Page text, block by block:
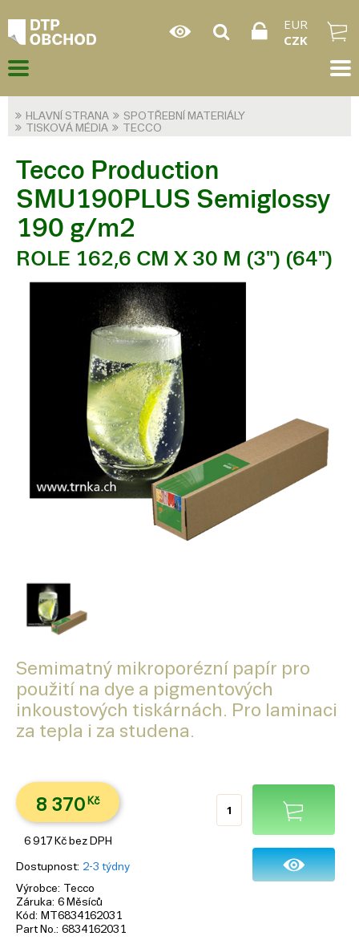
EUR
CZK
HLAVNÍ STRANA
SPOTŘEBNÍ MATERIÁLY
TISKOVÁ MÉDIA
TECCO
Tecco Production
SMU190PLUS Semiglossy
190 g/m2
ROLE 162,6 CM X 30 M (3") (64")
Semimatný mikroporézní papír pro
použití na dye a pigmentových
inkoustových tiskárnách. Pro laminaci
za tepla i za studena.
8 370 Kč
6 917 Kč bez DPH
Dostupnost 2-3 týdny
Výrobce Tecco
Záruka 6 Měsíců
Kód
MT6834162031
Part No. 6834162031